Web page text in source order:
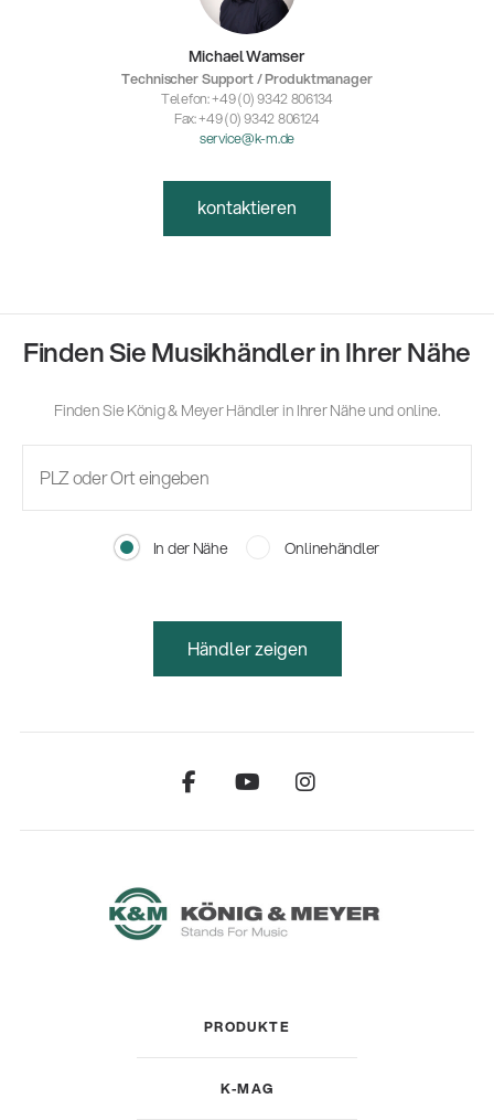
Michael Wamser
Technischer Support / Produktmanager
Telefon: +49 (0) 9342 806134
Fax: +49 (0) 9342 806124
service@k-m.de
kontaktieren
Finden Sie Musikhändler in Ihrer Nähe
Finden Sie König & Meyer Händler in Ihrer Nähe und online.
In der Nähe Onlinehändler
Händler zeigen
PRODUKTE
K-MAG